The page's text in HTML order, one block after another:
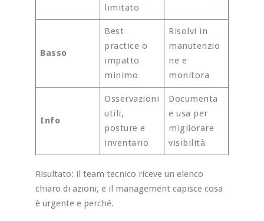
limitato
Basso
Best
practice o
impatto
minimo
Risolvi in
manutenzio
ne e
monitora
Info
Osservazioni
utili,
posture e
inventario
Documenta
e usa per
migliorare
visibilità
Risultato: il team tecnico riceve un elenco
chiaro di azioni, e il management capisce cosa
è urgente e perché.